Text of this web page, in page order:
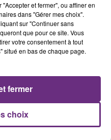
BEBE REXHA
et fermer", ou affiner en
dans "Gérer mes choix".
sur "Continuer sans
que pour ce site. Vous
votre consentement à tout
situé en bas de chaque page.
choix
fermer